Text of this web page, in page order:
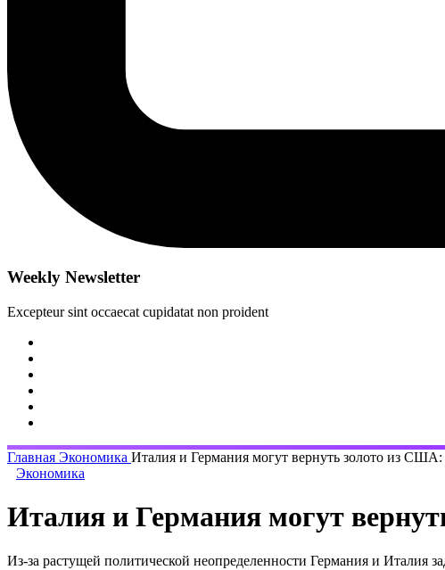
Weekly Newsletter
Excepteur sint occaecat cupidatat non proident
Главная Экономика Италия и Германия могут вернуть золото из США:
Экономика
Италия и Германия могут
Из-за растущей политической неопределенности Германия и Италия